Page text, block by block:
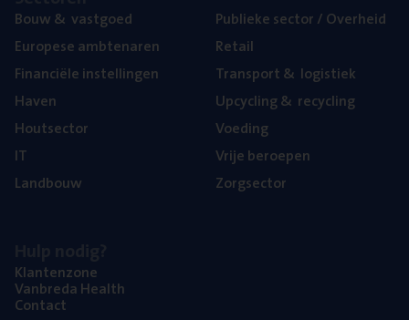
Bouw& vastgoed
Euro­pe­se ambtenaren
Finan­ci­ë­le instellingen
Haven
Hout­sec­tor
IT
Land­bouw
Publie­ke sec­tor / Overheid
Retail
Trans­port& logistiek
Upcy­cling& recycling
Voe­ding
Vrije beroe­pen
Zorg­sec­tor
Klan­ten­zo­ne
Van­b­re­da Health
Con­tact